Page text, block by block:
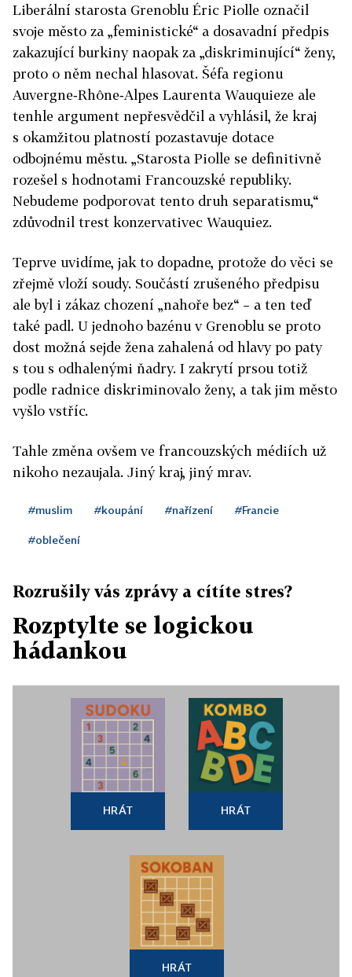
Liberální starosta Grenoblu Éric Piolle označil
svoje město za „feministické“ a dosavadní předpis
zakazující burkiny naopak za „diskriminující“ ženy,
proto o něm nechal hlasovat. Šéfa regionu
Auvergne‑Rhône‑Alpes Laurenta Wauquieze ale
tenhle argument nepřesvědčil a vyhlásil, že kraj
s okamžitou platností pozastavuje dotace
odbojnému městu. „Starosta Piolle se definitivně
rozešel s hodnotami Francouzské republiky.
Nebudeme podporovat tento druh separatismu,“
zdůvodnil trest konzervativec Wauquiez.
Teprve uvidíme, jak to dopadne, protože do věci se
zřejmě vloží soudy. Součástí zrušeného předpisu
ale byl i zákaz chození „nahoře bez“ – a ten teď
také padl. U jednoho bazénu v Grenoblu se proto
dost možná sejde žena zahalená od hlavy po paty
s tou s odhalenými ňadry. I zakrytí prsou totiž
podle radnice diskriminovalo ženy, a tak jim město
vyšlo vstříc.
Tahle změna ovšem ve francouzských médiích už
nikoho nezaujala. Jiný kraj, jiný mrav.
#muslim #koupání #nařízení #Francie
#oblečení
Rozrušily vás zprávy a cítíte stres?
Rozptylte se logickou
hádankou
HRÁT HRÁT
HRÁT